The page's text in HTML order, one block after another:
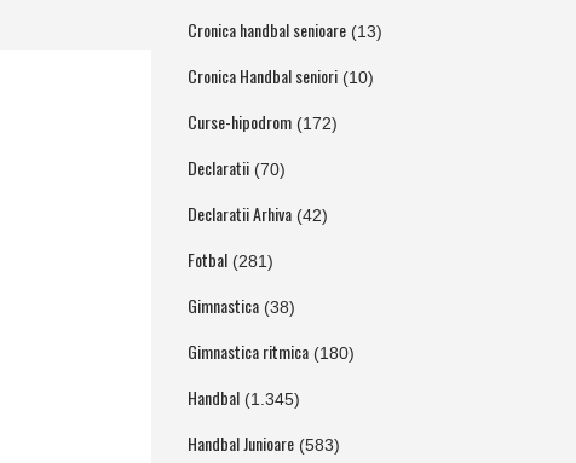
Cronica handbal senioare(13)
Cronica Handbal seniori(10)
Curse-hipodrom(172)
Declaratii(70)
Declaratii Arhiva(42)
Fotbal (281)
Gimnastica(38)
Gimnastica ritmica(180)
Handbal (1.345)
Handbal Junioare(583)